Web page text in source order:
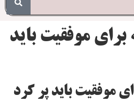
موفقیت باید
موفقیت باید پر کرد